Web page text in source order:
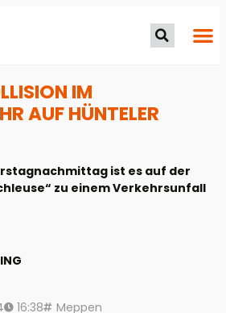
IM
AUF HÜNTELER
ist es auf der
zu einem Verkehrsunfall
16:38 Meppen